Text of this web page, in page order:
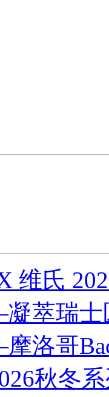
维氏
萃瑞士
洛哥
秋冬